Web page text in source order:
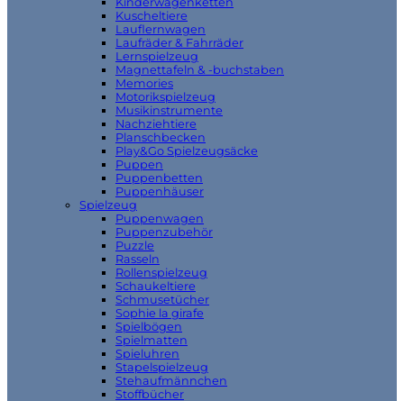
Kuscheltiere
Lauflernwagen
Laufräder & Fahrräder
Lernspielzeug
Magnettafeln & -buchstaben
Memories
Motorikspielzeug
Musikinstrumente
Nachziehtiere
Planschbecken
Play&Go Spielzeugsäcke
Puppen
Puppenbetten
Puppenhäuser
Spielzeug
Puppenwagen
Puppenzubehör
Puzzle
Rasseln
Rollenspielzeug
Schaukeltiere
Schmusetücher
Sophie la girafe
Spielbögen
Spielmatten
Spieluhren
Stapelspielzeug
Stehaufmännchen
Stoffbücher